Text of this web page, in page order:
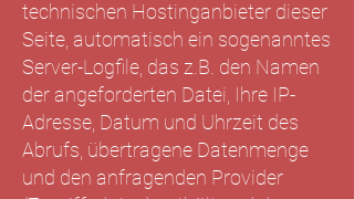
technischen Hostinganbieter dieser
Seite, automatisch ein sogenanntes
Server-Logfile, das z.B. den Namen
der angeforderten Datei, Ihre IP-
Adresse, Datum und Uhrzeit des
Abrufs, übertragene Datenmenge
und den anfragenden Provider